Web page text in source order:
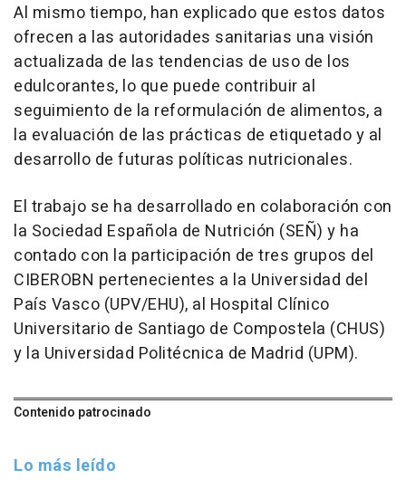
Al mismo tiempo, han explicado que estos datos
ofrecen a las autoridades sanitarias una visión
actualizada de las tendencias de uso de los
edulcorantes, lo que puede contribuir al
seguimiento de la reformulación de alimentos, a
la evaluación de las prácticas de etiquetado y al
desarrollo de futuras políticas nutricionales.
El trabajo se ha desarrollado en colaboración con
la Sociedad Española de Nutrición (SEÑ) y ha
contado con la participación de tres grupos del
CIBEROBN pertenecientes a la Universidad del
País Vasco (UPV/EHU), al Hospital Clínico
Universitario de Santiago de Compostela (CHUS)
y la Universidad Politécnica de Madrid (UPM).
Contenido patrocinado
Lo más leído